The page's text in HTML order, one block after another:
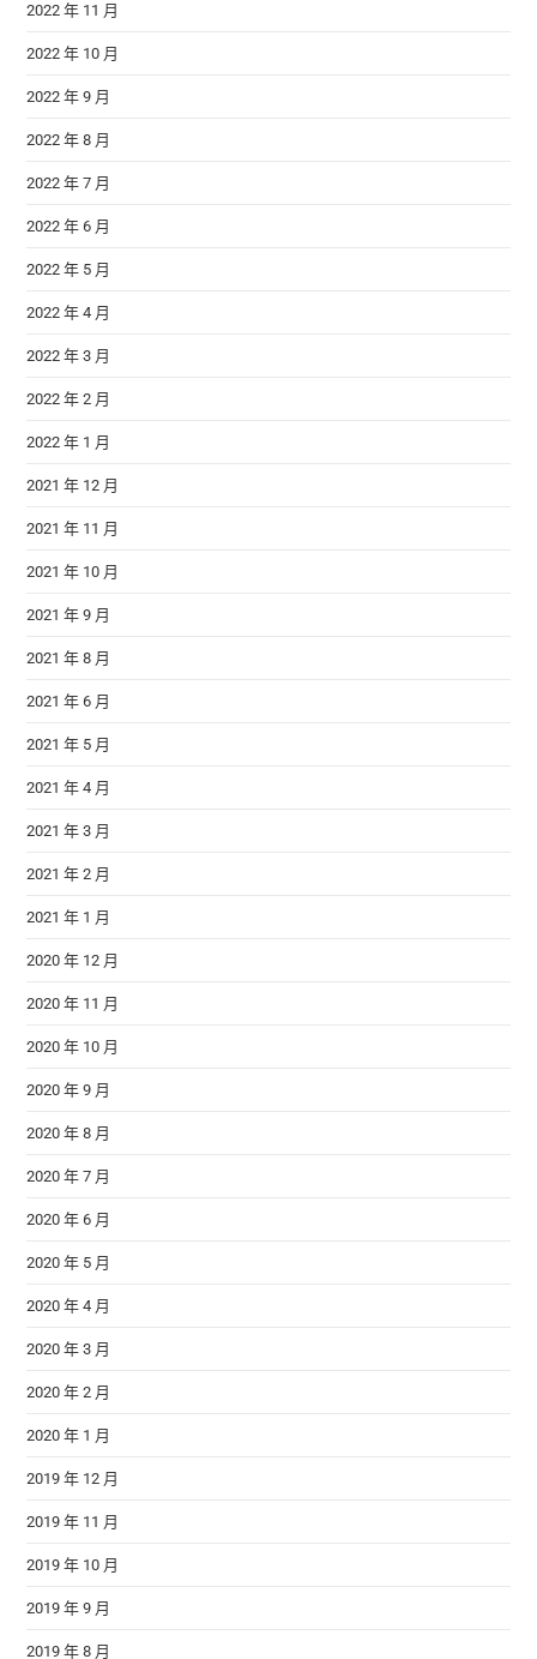
2022 年 11 月
2022 年 10 月
2022 年 9 月
2022 年 8 月
2022 年 7 月
2022 年 6 月
2022 年 5 月
2022 年 4 月
2022 年 3 月
2022 年 2 月
2022 年 1 月
2021 年 12 月
2021 年 11 月
2021 年 10 月
2021 年 9 月
2021 年 8 月
2021 年 6 月
2021 年 5 月
2021 年 4 月
2021 年 3 月
2021 年 2 月
2021 年 1 月
2020 年 12 月
2020 年 11 月
2020 年 10 月
2020 年 9 月
2020 年 8 月
2020 年 7 月
2020 年 6 月
2020 年 5 月
2020 年 4 月
2020 年 3 月
2020 年 2 月
2020 年 1 月
2019 年 12 月
2019 年 11 月
2019 年 10 月
2019 年 9 月
2019 年 8 月